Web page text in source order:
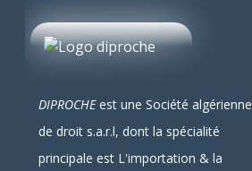
DIPROCHE est une Société algérienne
de droit s.a.r.l, dont la spécialité
principale est L'importation & la